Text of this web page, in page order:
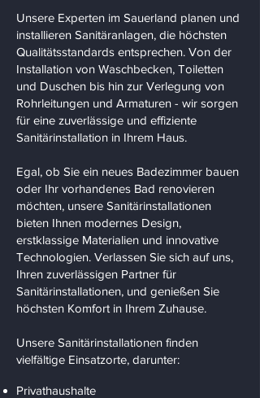
Unsere Experten im Sauerland planen und
installieren Sanitäranlagen, die höchsten
Qualitätsstandards entsprechen. Von der
Installation von Waschbecken, Toiletten
und Duschen bis hin zur Verlegung von
Rohrleitungen und Armaturen - wir sorgen
für eine zuverlässige und effiziente
Sanitärinstallation in Ihrem Haus.
Egal, ob Sie ein neues Badezimmer bauen
oder Ihr vorhandenes Bad renovieren
möchten, unsere Sanitärinstallationen
bieten Ihnen modernes Design,
erstklassige Materialien und innovative
Technologien. Verlassen Sie sich auf uns,
Ihren zuverlässigen Partner für
Sanitärinstallationen, und genießen Sie
höchsten Komfort in Ihrem Zuhause.
Unsere Sanitärinstallationen finden
vielfältige Einsatzorte, darunter:
Privathaushalte